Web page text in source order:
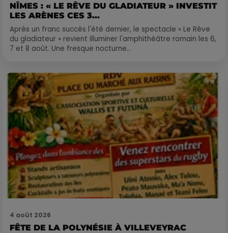
NÎMES : « LE RÊVE DU GLADIATEUR » INVESTIT
LES ARÈNES CES 3...
Après un franc succès l'été dernier, le spectacle « Le Rêve
du gladiateur » revient illuminer l'amphithéâtre romain les 6,
7 et 8 août. Une fresque nocturne...
4 août 2026
FÊTE DE LA POLYNÉSIE À VILLEVEYRAC